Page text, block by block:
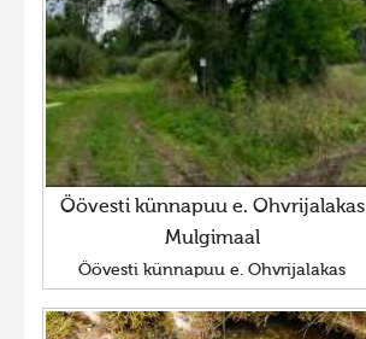
Öövesti künnapuu e. Ohvrijalakas
Mulgimaal
Öövesti künnapuu e. Ohvrijalakas